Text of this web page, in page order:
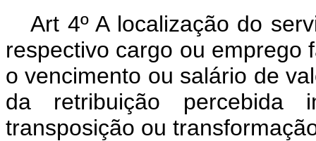
Art 4º A localização do
respectivo cargo ou emprego
o vencimento ou salário de
da retribuição percebida
transposição ou